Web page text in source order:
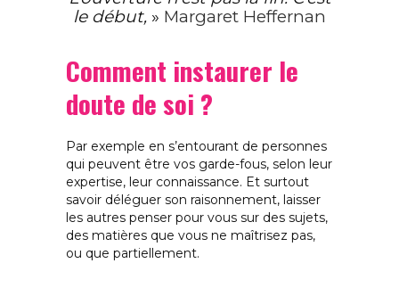
le début, » Margaret Heffernan
Comment instaurer le
doute de soi ?
Par exemple en s’entourant de personnes
qui peuvent être vos garde-fous, selon leur
expertise, leur connaissance. Et surtout
savoir déléguer son raisonnement, laisser
les autres penser pour vous sur des sujets,
des matières que vous ne maîtrisez pas,
ou que partiellement.